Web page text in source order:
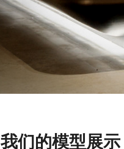
我们的模型展示